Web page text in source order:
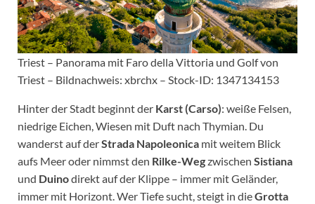
Triest – Panorama mit Faro della Vittoria und Golf von
Triest – Bildnachweis: xbrchx – Stock-ID: 1347134153
Hinter der Stadt beginnt der Karst (Carso): weiße Felsen,
niedrige Eichen, Wiesen mit Duft nach Thymian. Du
wanderst auf derStrada Napoleonica mit weitem Blick
aufs Meer oder nimmst den Rilke-Wegzwischen Sistiana
und Duinodirekt auf der Klippe – immer mit Geländer,
immer mit Horizont. Wer Tiefe sucht, steigt in dieGrotta